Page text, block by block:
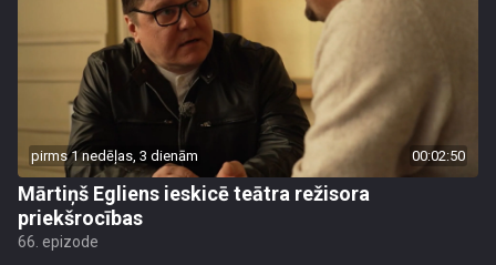
pirms 1 nedēļas, 3 dienām 00:02:50
Mārtiņš Egliens ieskicē teātra režisora
priekšrocības
66. epizode